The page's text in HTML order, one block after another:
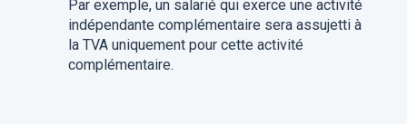
Par exemple, un salarié qui exerce une activité
indépendante complémentaire sera assujetti à
la TVA uniquement pour cette activité
complémentaire.